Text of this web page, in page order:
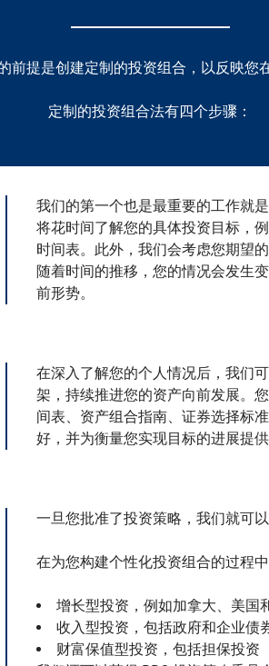
前提是创建定制的投资组合，以反映您
定制的投资组合法有四个步骤：
我们的第一个也是最重要的工作就
将花时间了解您的具体投资目标，
时间表。此外，我们会考虑您期望
随着时间的推移，您的情况会发生
前形势。
在深入了解您的个人情况后，我们
架，持续推进您的资产向前发展。
间表、资产组合指南、证券选择标
好，并为衡量您实现目标的进展提供
一旦您批准了投资策略，我们就可
在为您构建个性化投资组合的过程
增长型投资，例如加拿大、美国
收入型投资，包括政府和企业债
财富保值型投资，包括担保投资